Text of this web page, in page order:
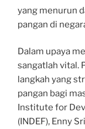
yang menurun
pangan di
Dalam upaya
sangatlah vital.
langkah yang
pangan bagi
Institute for
(INDEF), Enny